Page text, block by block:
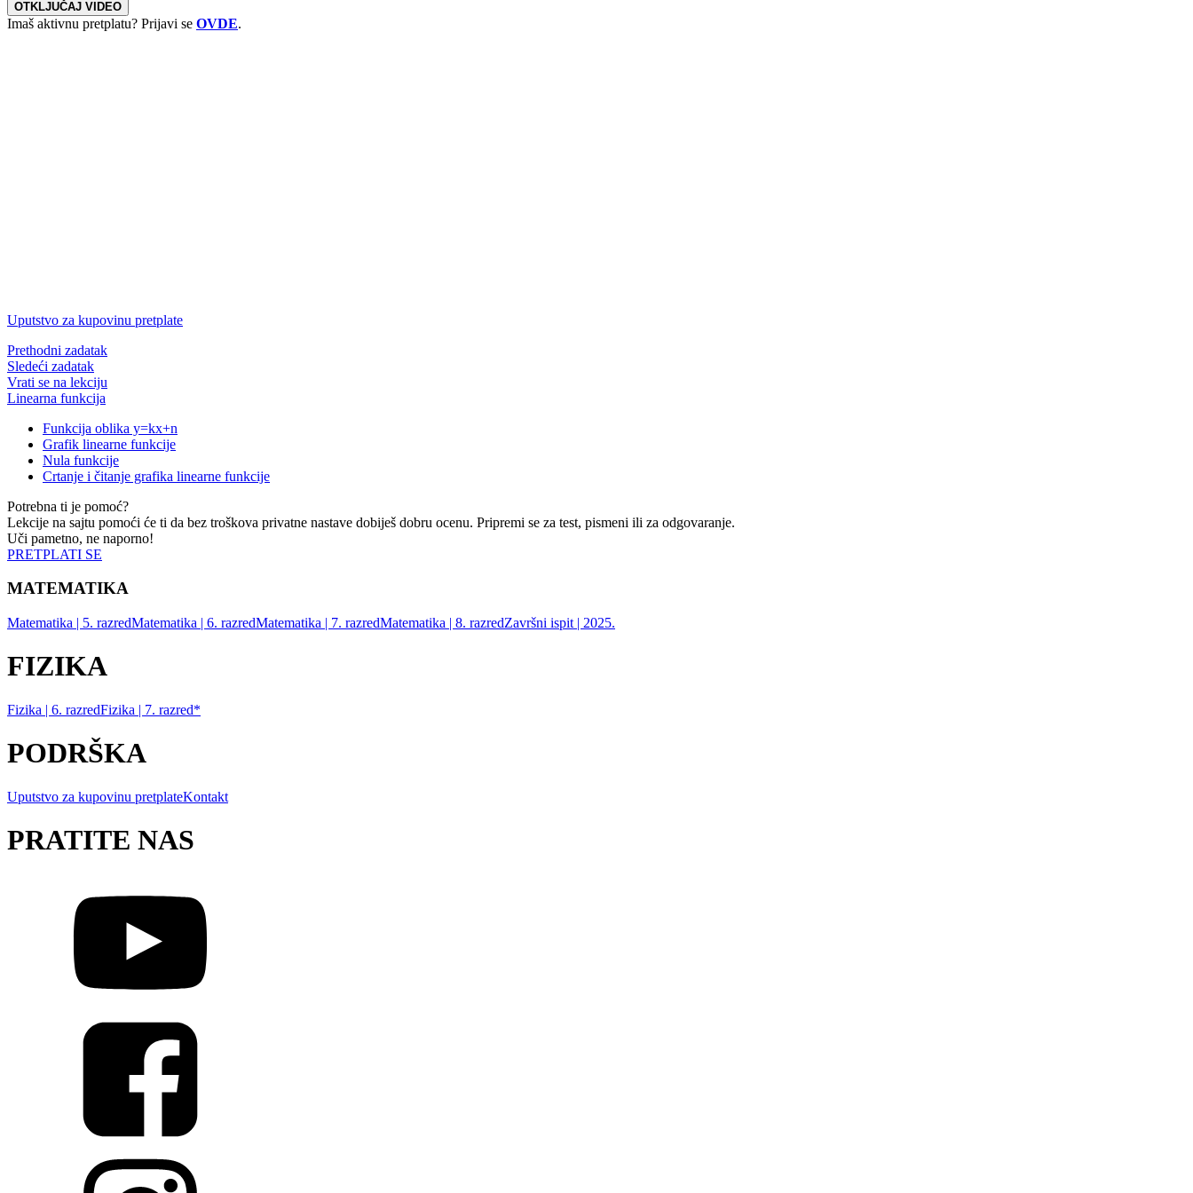
OTKLJUČAJ VIDEO
Imaš aktivnu pretplatu? Prijavi se OVDE.
Uputstvo za kupovinu pretplate
Prethodni zadatak
Sledeći zadatak
Vrati se na lekciju
Linearna funkcija
Funkcija oblika y=kx+n
Grafik linearne funkcije
Nula funkcije
Crtanje i čitanje grafika linearne funkcije
Potrebna ti je pomoć?
Lekcije na sajtu pomoći će ti da bez troškova privatne nastave dobiješ dobru ocenu. Pripremi se za test, pismeni ili za odgovaranje.
Uči pametno, ne naporno!
PRETPLATI SE
MATEMATIKA
Matematika | 5. razredMatematika | 6. razredMatematika | 7. razredMatematika | 8. razredZavršni ispit | 2025.
FIZIKA
Fizika | 6. razredFizika | 7. razred*
PODRŠKA
Uputstvo za kupovinu pretplateKontakt
PRATITE NAS